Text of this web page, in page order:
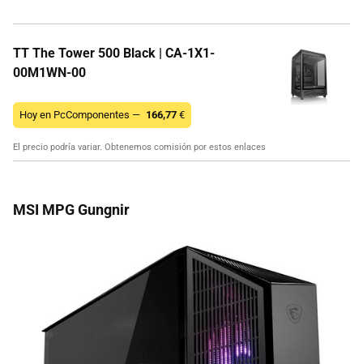
TT The Tower 500 Black | CA-1X1-
00M1WN-00
Hoy en PcComponentes — 166,77 €
El precio podría variar. Obtenemos comisión por estos enlaces
MSI MPG Gungnir